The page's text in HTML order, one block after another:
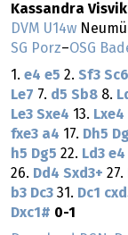
Kassandra
DVM U14w
SG Porz–OSG
1. e4 e5 2. Sf3 Sc6
Le7 7. d5 Sb8 8.
Le3 Sxe4 13. Lxe4
fxe3 a4 17. Dh5
h5 Dg5 22. Ld3 e4
26. Dd4 Sxd3+ 27.
b3 Dc3 31. Dc1
Dxc1# 0-1